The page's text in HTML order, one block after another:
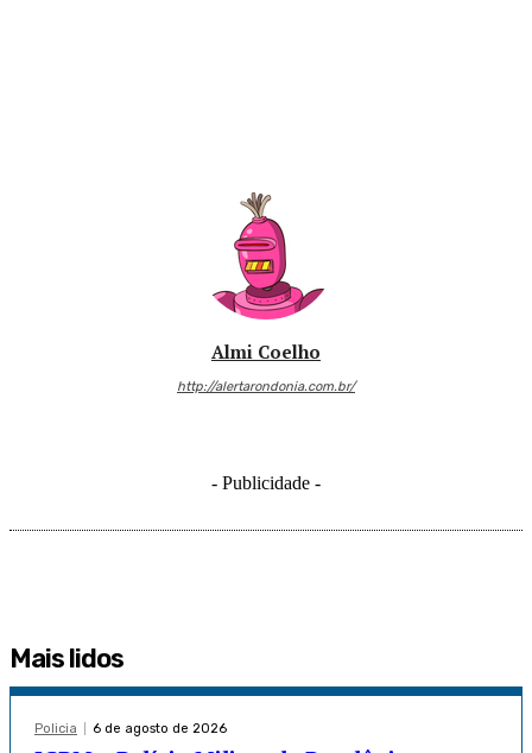
Almi Coelho
http://alertarondonia.com.br/
- Publicidade -
Mais lidos
Policia 6 de agosto de 2026